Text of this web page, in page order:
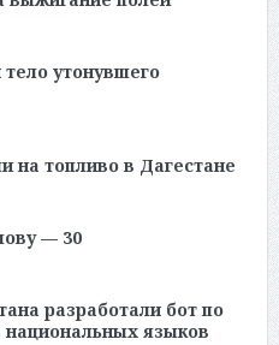
утонувшего
на топливо в Дагестане
— 30
разработали бот по
национальных языков